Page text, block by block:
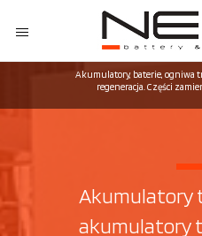
Akumulatory, baterie, ogniwa
regeneracja. Części
Akumulatory
akumulatory